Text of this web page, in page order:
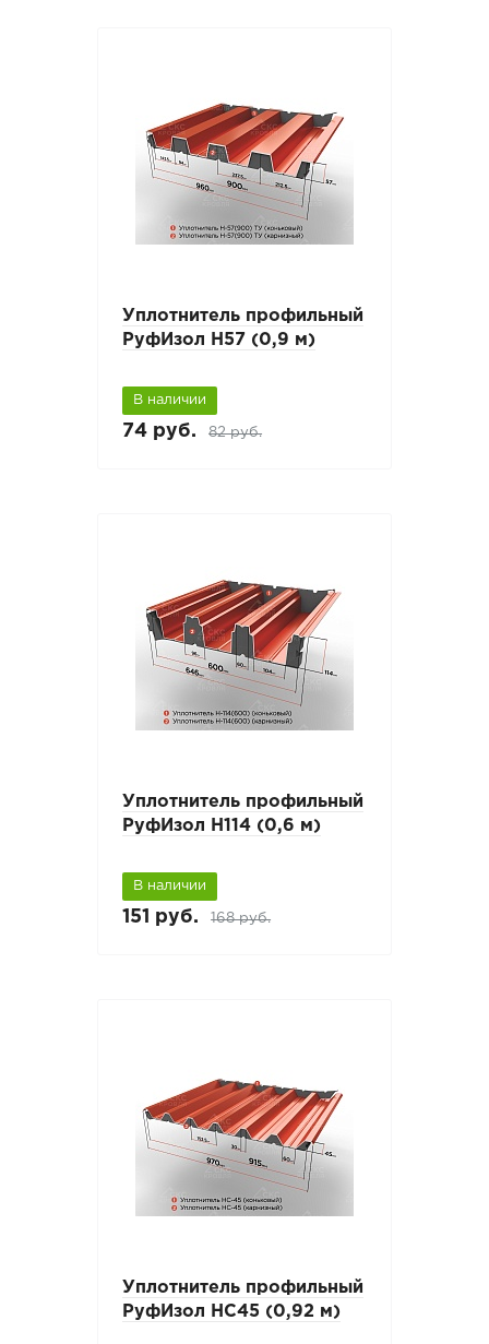
Уплотнитель профильный
РуфИзол Н57 (0,9 м)
В наличии
74 руб. 82 руб.
Уплотнитель профильный
РуфИзол Н114 (0,6 м)
В наличии
151 руб. 168 руб.
Уплотнитель профильный
РуфИзол НС45 (0,92 м)